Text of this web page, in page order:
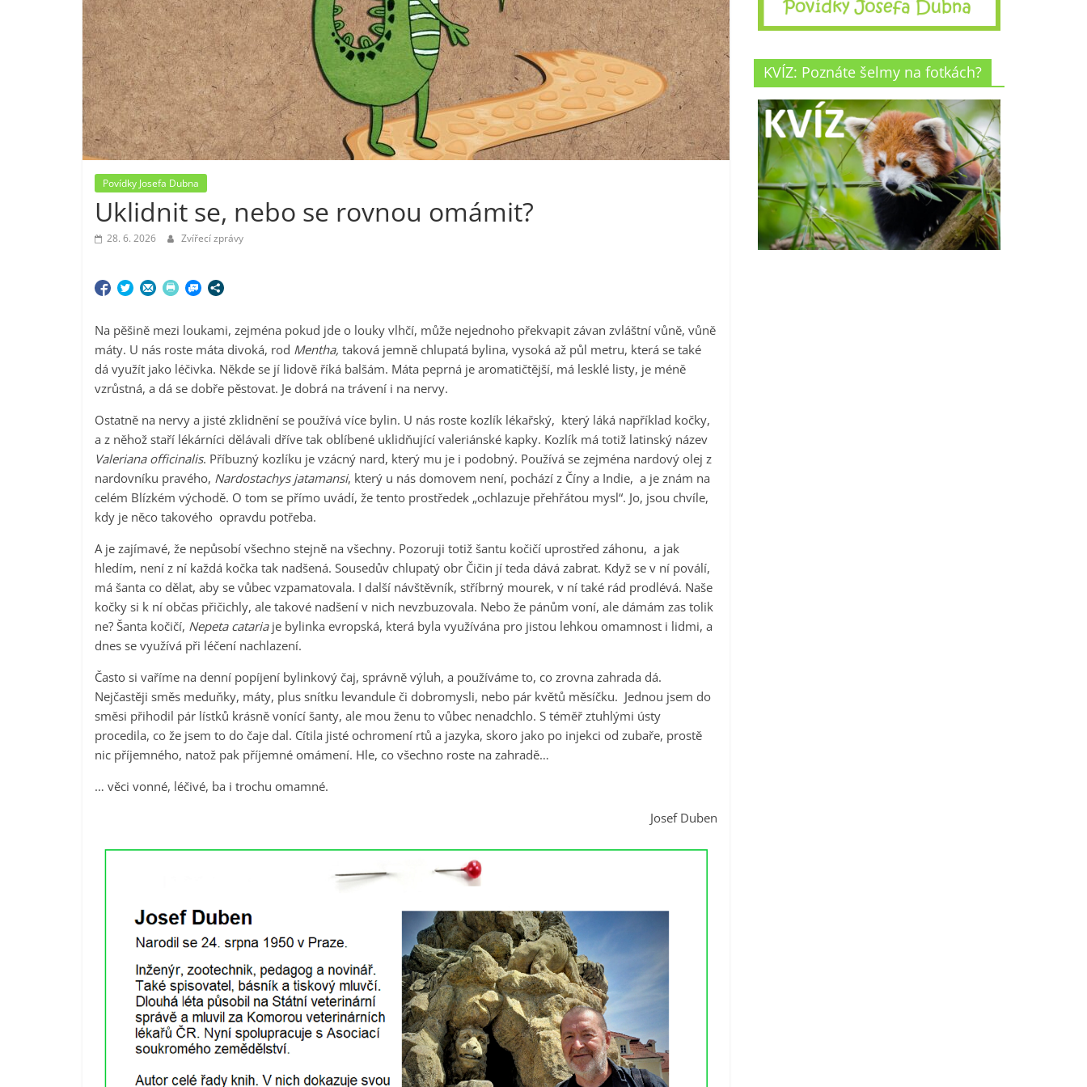
Povídky Josefa Dubna
Uklidnit se, nebo se rovnou omámit?
28. 6. 2026 Zvířecí zprávy
Na pěšině mezi loukami, zejména pokud jde o louky vlhčí, může nejednoho překvapit závan zvláštní vůně, vůně
máty. U nás roste máta divoká, rod Mentha, taková jemně chlupatá bylina, vysoká až půl metru, která se také
dá využít jako léčivka. Někde se jí lidově říká balšám. Máta peprná je aromatičtější, má lesklé listy, je méně
vzrůstná, a dá se dobře pěstovat. Je dobrá na trávení i na nervy.
Ostatně na nervy a jisté zklidnění se používá více bylin. U nás roste kozlík lékařský, který láká například kočky,
a z něhož staří lékárníci dělávali dříve tak oblíbené uklidňující valeriánské kapky. Kozlík má totiž latinský název
Valeriana officinalis. Příbuzný kozlíku je vzácný nard, který mu je i podobný. Používá se zejména nardový olej z
nardovníku pravého, Nardostachys jatamansi, který u nás domovem není, pochází z Číny a Indie, a je znám na
celém Blízkém východě. O tom se přímo uvádí, že tento prostředek „ochlazuje přehřátou mysl“. Jo, jsou chvíle,
kdy je něco takového opravdu potřeba.
A je zajímavé, že nepůsobí všechno stejně na všechny. Pozoruji totiž šantu kočičí uprostřed záhonu, a jak
hledím, není z ní každá kočka tak nadšená. Sousedův chlupatý obr Čičin jí teda dává zabrat. Když se v ní poválí,
má šanta co dělat, aby se vůbec vzpamatovala. I další návštěvník, stříbrný mourek, v ní také rád prodlévá. Naše
kočky si k ní občas přičichly, ale takové nadšení v nich nevzbuzovala. Nebo že pánům voní, ale dámám zas tolik
ne? Šanta kočičí, Nepeta catariaje bylinka evropská, která byla využívána pro jistou lehkou omamnost i lidmi, a
dnes se využívá při léčení nachlazení.
Často si vaříme na denní popíjení bylinkový čaj, správně výluh, a používáme to, co zrovna zahrada dá.
Nejčastěji směs meduňky, máty, plus snítku levandule či dobromysli, nebo pár květů měsíčku. Jednou jsem do
směsi přihodil pár lístků krásně vonící šanty, ale mou ženu to vůbec nenadchlo. S téměř ztuhlými ústy
procedila, co že jsem to do čaje dal. Cítila jisté ochromení rtů a jazyka, skoro jako po injekci od zubaře, prostě
nic příjemného, natož pak příjemné omámení. Hle, co všechno roste na zahradě…
… věci vonné, léčivé, ba i trochu omamné.
Josef Duben
KVÍZ: Poznáte šelmy na fotkách?